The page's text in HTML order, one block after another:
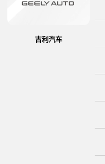
吉利汽车